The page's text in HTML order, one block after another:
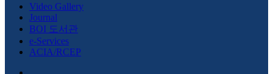
Video Gallery
Journal
BOI 도서관
e-Services
ACIA/RCEP